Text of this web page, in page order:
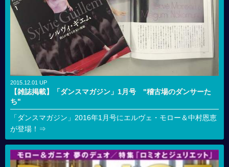
2015.12.01 UP
【雑誌掲載】「ダンスマガジン」1月号 "稽古場のダンサーた
ち"
「ダンスマガジン」2016年1月号にエルヴェ・モロー＆中村恩恵
が登場！⇒